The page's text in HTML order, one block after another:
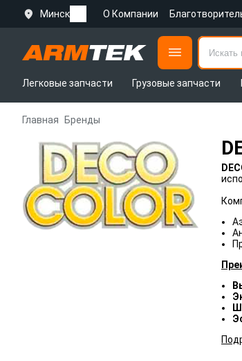
Минск О Компании
Легковые запчасти
Грузовые запчасти
Главная Бренды